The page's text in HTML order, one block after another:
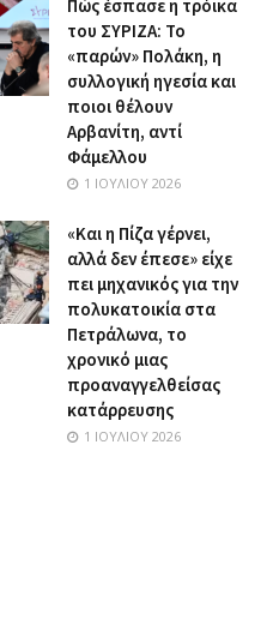
Πώς έσπασε η τρόικα
του ΣΥΡΙΖΑ: Το
«παρών» Πολάκη, η
συλλογική ηγεσία και
ποιοι θέλουν
Αρβανίτη, αντί
Φάμελλου
1 ΙΟΥΛΊΟΥ 2026
«Και η Πίζα γέρνει,
αλλά δεν έπεσε» είχε
πει μηχανικός για την
πολυκατοικία στα
Πετράλωνα, το
χρονικό μιας
προαναγγελθείσας
κατάρρευσης
1 ΙΟΥΛΊΟΥ 2026